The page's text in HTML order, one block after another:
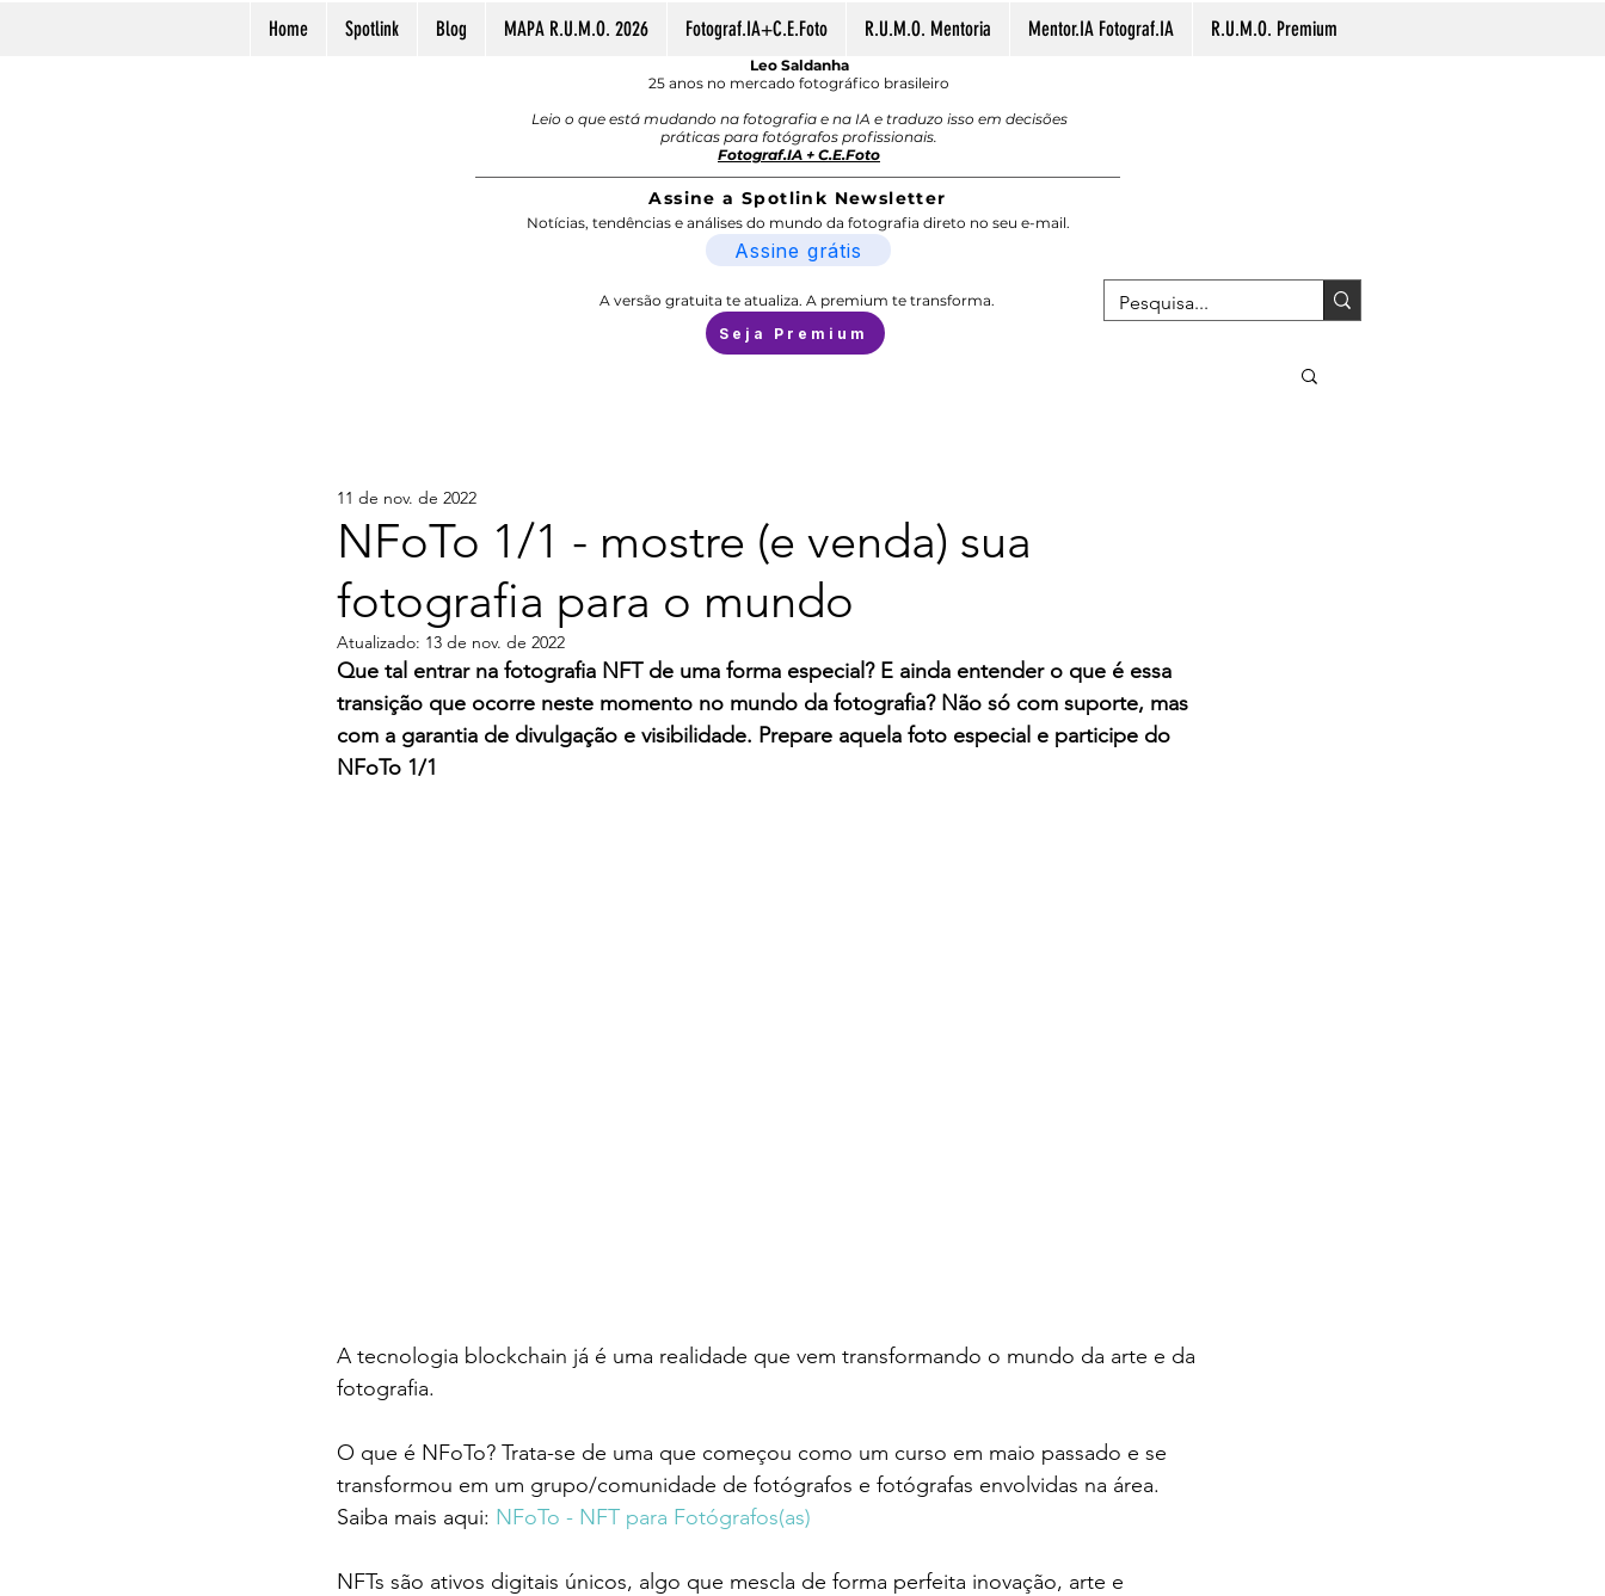
Home Spotlink Blog MAPA R.U.M.O. 2026 Fotograf.IA+C.E.Foto R.U.M.O. Mentoria Mentor.IA Fotograf.IA R.U.M.O. Premium
Leo Saldanha
25 anos no mercado fotográfico brasileiro
Leio o que está mudando na fotografia e na IA e traduzo isso em decisões
práticas para fotógrafos profissionais.
Fotograf.IA + C.E.Foto
Assine a Spotlink Newsletter
Notícias, tendências e análises do mundo da fotografia direto no seu e-mail.
Assine grátis
A versão gratuita te atualiza. A premium te transforma.
Seja Premium
NFoTo 1/1 - mostre (e venda) sua
fotografia para o mundo
11 de nov. de 2022
Atualizado: 13 de nov. de 2022
Que tal entrar na fotografia NFT de uma forma especial? E ainda entender o que é essa
transição que ocorre neste momento no mundo da fotografia? Não só com suporte, mas
com a garantia de divulgação e visibilidade. Prepare aquela foto especial e participe do
NFoTo 1/1
A tecnologia blockchain já é uma realidade que vem transformando o mundo da arte e da
fotografia.
O que é NFoTo? Trata-se de uma que começou como um curso em maio passado e se
transformou em um grupo/comunidade de fotógrafos e fotógrafas envolvidas na área.
Saiba mais aqui: NFoTo - NFT para Fotógrafos(as)
NFTs são ativos digitais únicos, algo que mescla de forma perfeita inovação, arte e